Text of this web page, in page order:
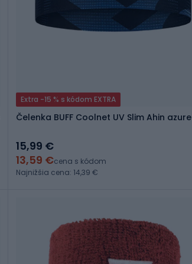
Extra -15 % s kódom EXTRA
Čelenka BUFF Coolnet UV Slim Ahin azure
15,99 €
13,59 €cena s kódom
Najnižšia cena: 14,39 €